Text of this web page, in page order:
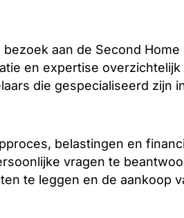
bezoek aan de Second
en expertise
die gespecialiseerd zijn
belastingen en
vragen te
te leggen en de aankoop